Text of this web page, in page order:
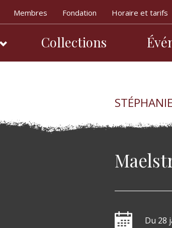
Membres Fondation Horaire et tarifs
Collections
Du 28